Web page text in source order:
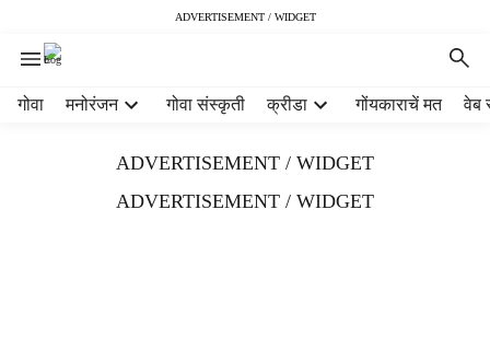
ADVERTISEMENT / WIDGET
गोवा मनोरंजन गोवा संस्कृती क्रीडा गोंयकाराचें मत वेब
ADVERTISEMENT / WIDGET
ADVERTISEMENT / WIDGET